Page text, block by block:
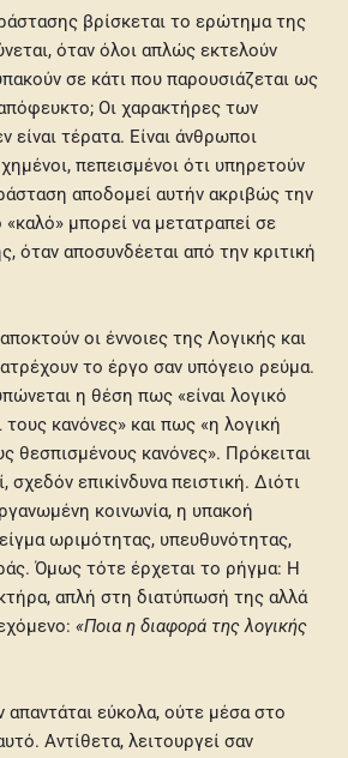
βρίσκεται το ερώτημα της
όταν όλοι απλώς εκτελούν
σε κάτι που παρουσιάζεται ως
Οι χαρακτήρες των
τέρατα. Είναι άνθρωποι
πεπεισμένοι ότι υπηρετούν
αποδομεί αυτήν ακριβώς την
μπορεί να μετατραπεί σε
όταν αποσυνδέεται από την κριτική
οι έννοιες της Λογικής και
το έργο σαν υπόγειο ρεύμα.
η θέση πως «είναι λογικό
τους κανόνες» και πως «η λογική
θεσπισμένους κανόνες». Πρόκειται
σχεδόν επικίνδυνα πειστική. Διότι
κοινωνία, η υπακοή
ωριμότητας, υπευθυνότητας,
Όμως τότε έρχεται το ρήγμα: Η
απλή στη διατύπωσή της αλλά
«Ποια η διαφορά της λογικής
εύκολα, ούτε μέσα στο
Αντίθετα, λειτουργεί σαν